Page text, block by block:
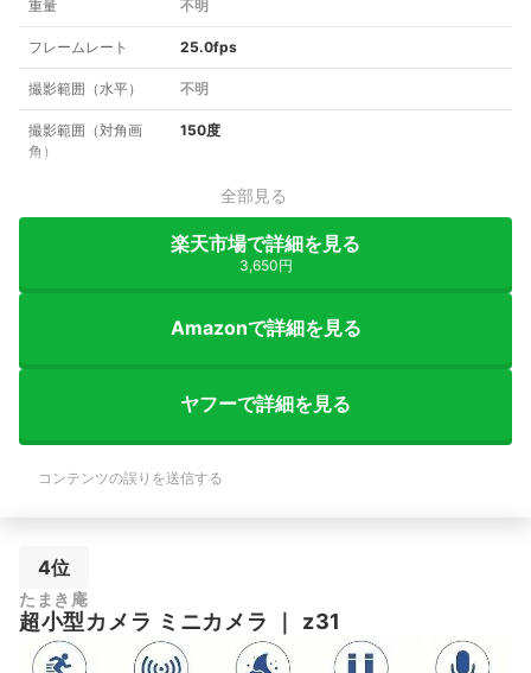
重量 不明
フレームレート 25.0fps
撮影範囲（水平） 不明
撮影範囲（対角画
角）
150度
全部見る
楽天市場で詳細を見る
3,650円
Amazonで詳細を見る
ヤフーで詳細を見る
コンテンツの誤りを送信する
4位
たまき庵
超小型カメラ ミニカメラ ｜ z31